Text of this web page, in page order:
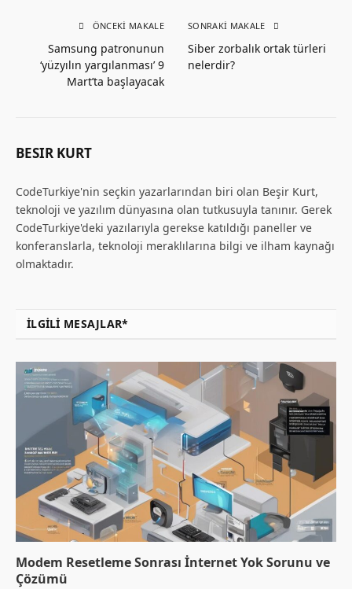
ÖNCEKI MAKALE
Samsung patronunun
‘yüzyılın yargılanması’ 9
Mart’ta başlayacak
SONRAKI MAKALE
Siber zorbalık ortak türleri
nelerdir?
BESIR KURT
CodeTurkiye'nin seçkin yazarlarından biri olan Beşir Kurt,
teknoloji ve yazılım dünyasına olan tutkusuyla tanınır. Gerek
CodeTurkiye'deki yazılarıyla gerekse katıldığı paneller ve
konferanslarla, teknoloji meraklılarına bilgi ve ilham kaynağı
olmaktadır.
İLGILI MESAJLAR*
Modem Resetleme Sonrası İnternet Yok Sorunu ve
Çözümü